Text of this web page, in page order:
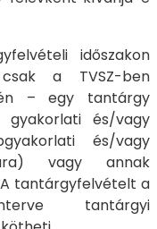
időszakon
a TVSZ-ben
– egy tantárgy
gyakorlati és/vagy
és/vagy
vagy annak
A tantárgyfelvételt a
tantárgyi